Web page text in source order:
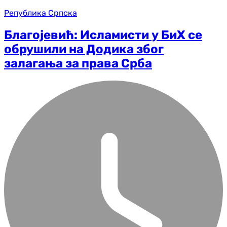
Република Српска
Благојевић: Исламисти у БиХ се
обрушили на Додика због
залагања за права Срба